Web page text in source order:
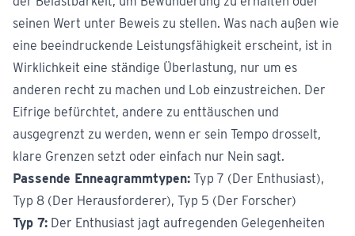
seinen Wert unter Beweis zu stellen. Was nach außen wie
eine beeindruckende Leistungsfähigkeit erscheint, ist in
Wirklichkeit eine ständige Überlastung, nur um es
anderen recht zu machen und Lob einzustreichen. Der
Eifrige befürchtet, andere zu enttäuschen und
ausgegrenzt zu werden, wenn er sein Tempo drosselt,
klare Grenzen setzt oder einfach nur Nein sagt.
Passende Enneagrammtypen: Typ 7 (Der Enthusiast),
Typ 8 (Der Herausforderer), Typ 5 (Der Forscher)
Typ 7: Der Enthusiast jagt aufregenden Gelegenheiten